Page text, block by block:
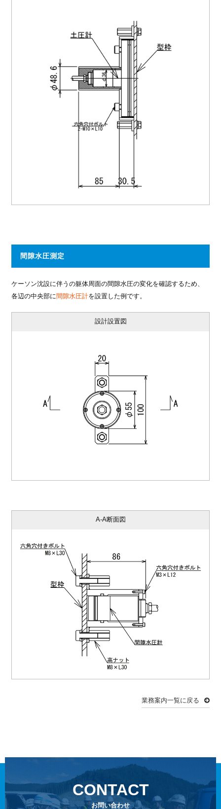
間隙水圧測定
ケーソン沈設に伴うの躯体周面の間隙水圧の変化を確認するため、
各辺の中央部に間隙水圧計を設置した例です。
設計設置図
A-A断面図
業務案内一覧に戻る
CONTACT
お問い合わせ